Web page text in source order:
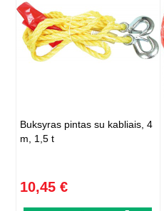
Buksyras pintas su kabliais, 4
m, 1,5 t
10,45 €